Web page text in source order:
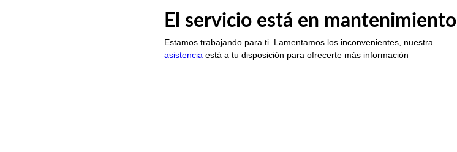
El servicio está en mantenimiento
Estamos trabajando para ti. Lamentamos los inconvenientes, nuestra
asistencia está a tu disposición para ofrecerte más información